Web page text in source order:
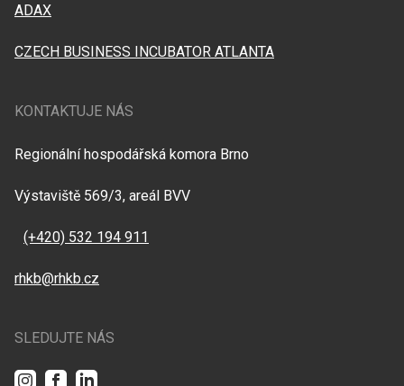
ADAX
CZECH BUSINESS INCUBATOR ATLANTA
KONTAKTUJE NÁS
Regionální hospodářská komora Brno
Výstaviště 569/3, areál BVV
(+420) 532 194 911
rhkb@rhkb.cz
SLEDUJTE NÁS
InstagramFacebookLinkedIn